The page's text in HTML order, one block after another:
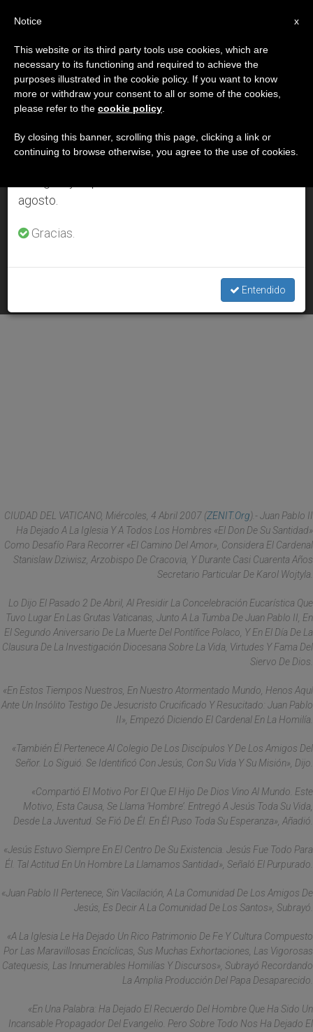
DÍA
Abril 4th, 2007
ÚLTIMAS NOTICIAS
Cardenal Dziwisz: Juan Pablo II nos dejó como desafío «el
APR 04, 2007 00:00
CIUDAD DEL VATICANO, Miércoles, 4 Abril 2007 (ZENIT.org).- Juan Pablo II
Ha Dejado A La Iglesia Y A Todos Los Hombres «el Don De Su Santidad»
Como Desafío Para Recorrer «el Camino Del Amor», Considera El Cardenal
Stanislaw Dziwisz, Arzobispo De Cracovia, Y Durante Casi Cuarenta Años
Secretario Particular De Karol Wojtyla.
Lo Dijo El Pasado 2 De Abril, Al Presidir La Concelebración Eucarística Que
Tuvo Lugar En Las Grutas Vaticanas, Junto A La Tumba De Juan Pablo II, En
El Segundo Aniversario De La Muerte Del Pontífice Polaco, Y En El Día De La
Clausura De La Investigación Diocesana Sobre La Vida, Virtudes Y Fama Del
Siervo De Dios.
«En Estos Tiempos Nuestros, En Nuestro Atormentado Mundo, Henos Aquí
Ante Un Insólito Testigo De Jesucristo Crucificado Y Resucitado: Juan Pablo
II», Empezó Diciendo El Cardenal En La Homilía.
«También Él Pertenece Al Colegio De Los Discípulos Y De Los Amigos Del
Señor. Lo Siguió. Se Identificó Con Jesús, Con Su Vida Y Su Misión», Dijo.
«Compartió El Motivo Por El Que El Hijo De Dios Vino Al Mundo. Este
Motivo, Esta Causa, Se Llama ‘hombre’. Entregó A Jesús Toda Su Vida,
Desde La Juventud. Se Fió De Él. En Él Puso Toda Su Esperanza», Añadió.
«Jesús Estuvo Siempre En El Centro De Su Existencia. Jesús Fue Todo Para
Él. Tal Actitud En Un Hombre La Llamamos Santidad», Señaló El Purpurado.
«Juan Pablo II Pertenece, Sin Vacilación, A La Comunidad De Los Amigos De
Jesús, Es Decir A La Comunidad De Los Santos», Subrayó.
«A La Iglesia Le Ha Dejado Un Rico Patrimonio De Fe Y Cultura Compuesto
Por Las Maravillosas Encíclicas, Sus Muchas Exhortaciones, Las Vigorosas
Catequesis, Las Innumerables Homilías Y Discursos», Subrayó Recordando
La Amplia Producción Del Papa Desaparecido.
«En Una Palabra: Ha Dejado El Recuerdo Del Hombre Que Ha Sido Un
Incansable Propagador Del Evangelio. Pero Sobre Todo Nos Ha Dejado El
×
Aviso importante
Del 27 de julio al 7 de agosto haremos la pausa
anual, aprovechando que en el periodo de verano
se generan menos informaciones y también el
agosto.
Gracias.
Entendido
x
Notice
This website or its third party tools use cookies, which are
necessary to its functioning and required to achieve the
purposes illustrated in the cookie policy. If you want to know
more or withdraw your consent to all or some of the cookies,
please refer to the cookie policy
By closing this banner, scrolling this page, clicking a link or
continuing to browse otherwise, you agree to the use of cookies.